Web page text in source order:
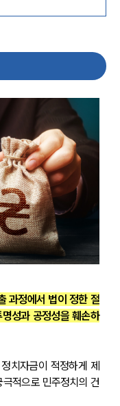
과정에서 법이 정한 절
성과 공정성을 훼손하
치자금이 적정하게 제
적으로 민주정치의 건